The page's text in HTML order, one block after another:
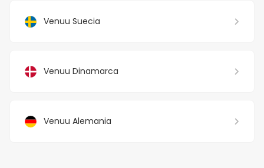
Venuu Suecia
Venuu Dinamarca
Venuu Alemania